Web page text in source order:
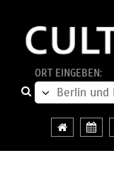
ORT EINGEBEN: